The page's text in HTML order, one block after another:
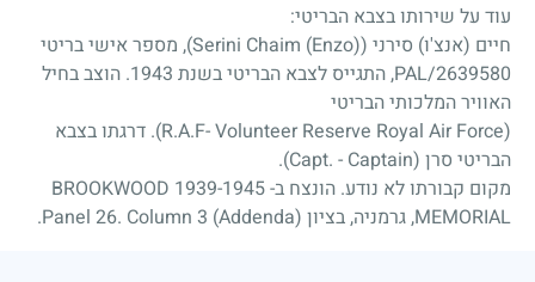
עוד על שירותו בצבא הבריטי:
חיים (אנצ'ו) סירני (Serini Chaim (Enzo)), מספר אישי בריטי
PAL/2639580, התגייס לצבא הבריטי בשנת 1943. הוצב בחיל
האוויר המלכותי הבריטי
(R.A.F- Volunteer Reserve Royal Air Force). דרגתו בצבא
הבריטי סרן (Capt. - Captain).
מקום קבורתו לא נודע. הונצח ב- BROOKWOOD 1939-1945
MEMORIAL, גרמניה, בציון Panel 26. Column 3 (Addenda).